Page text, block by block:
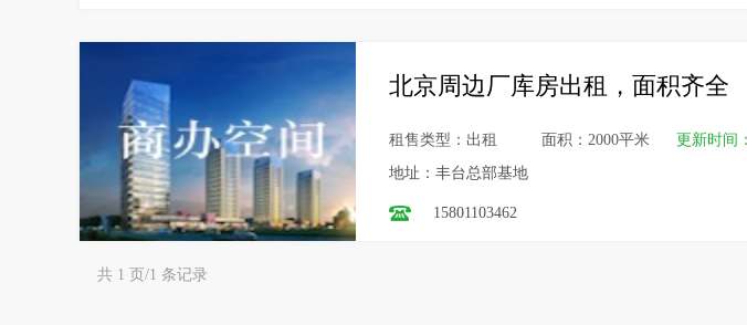
北京周边厂库房出租，面积齐全
租售类型：出租 面积：2000平米
更新时间
地址：丰台总部基地
15801103462
共 1 页/1 条记录